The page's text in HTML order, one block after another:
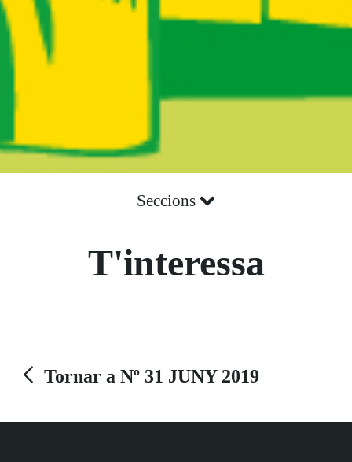
Seccions
T'interessa
Tornar a Nº 31 JUNY 2019